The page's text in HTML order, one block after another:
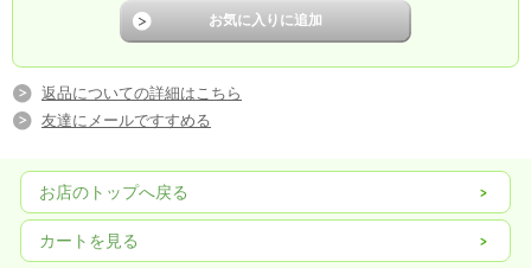
返品についての詳細はこちら
友達にメールですすめる
お店のトップへ戻る
カートを見る